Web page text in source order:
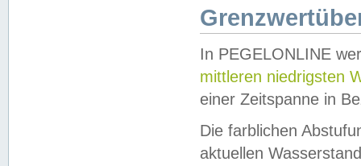
In PEGELONLINE
mittleren niedrigsten
einer Zeitspanne in
Die farblichen
aktuellen